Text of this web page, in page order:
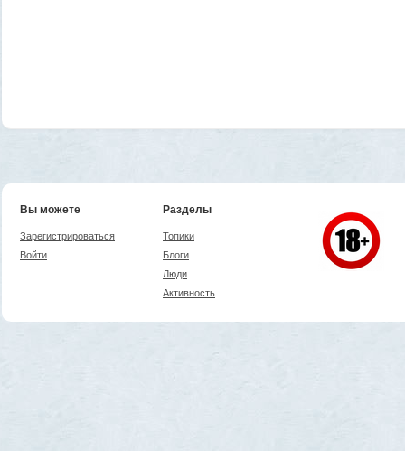
Вы можете
Зарегистрироваться
Войти
Разделы
Топики
Блоги
Люди
Активность